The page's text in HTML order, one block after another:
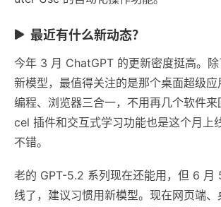
最近有什么新动态？
今年 3 月 ChatGPT 的更新密度挺高。
新模型，最值得关注的是那个桌面超级
编程、浏览器三合一，不用再几个软件
cel 插件和交互式学习功能也是这个月上
不错。
老的 GPT-5.2 系列现在还能用，但 6 月
线了，建议习惯用新模型。现在网页端